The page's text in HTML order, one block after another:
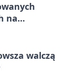
na
walczą